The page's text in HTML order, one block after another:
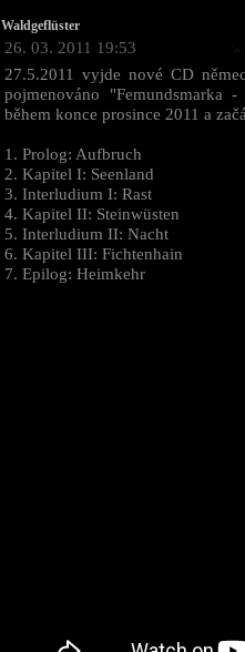
Waldgeflüster
26. 03. 2011 19:53
27.5.2011 vyjde nové CD
pojmenováno
během konce prosince 2011 a
1. Prolog: Aufbruch
2. Kapitel I: Seenland
3. Interludium I: Rast
4. Kapitel II: Steinwüsten
5. Interludium II: Nacht
6. Kapitel III: Fichtenhain
7. Epilog: Heimkehr